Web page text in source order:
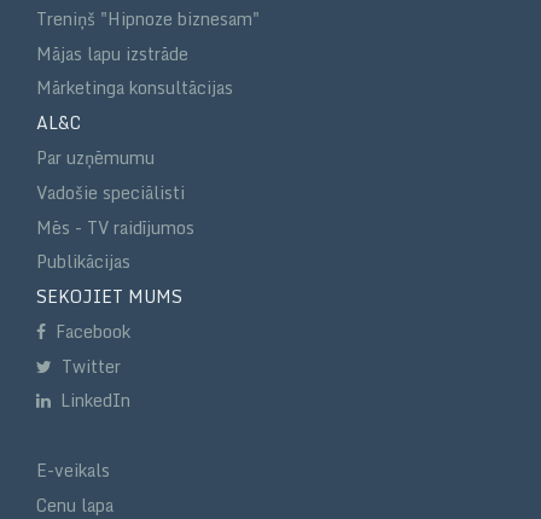
Treniņš "Hipnoze biznesam"
Mājas lapu izstrāde
Mārketinga konsultācijas
AL&C
Par uzņēmumu
Vadošie speciālisti
Mēs - TV raidījumos
Publikācijas
SEKOJIET MUMS
Facebook
Twitter
LinkedIn
E-veikals
Cenu lapa